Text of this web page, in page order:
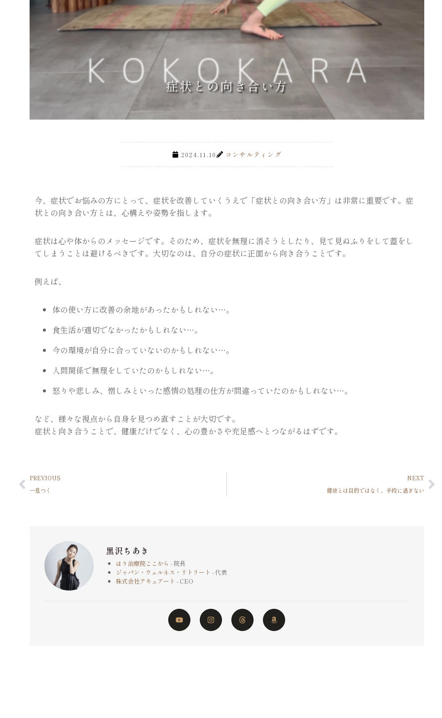
症状との向き合い方
2024.11.10 コンサルティング
今、症状でお悩みの方にとって、症状を改善していくうえで「症状との向き合い方」は非常に重要です。症
状との向き合い方とは、心構えや姿勢を指します。
症状は心や体からのメッセージです。そのため、症状を無理に消そうとしたり、見て見ぬふりをして蓋をし
てしまうことは避けるべきです。大切なのは、自分の症状に正面から向き合うことです。
例えば、
体の使い方に改善の余地があったかもしれない…。
食生活が適切でなかったかもしれない…。
今の環境が自分に合っていないのかもしれない…。
人間関係で無理をしていたのかもしれない…。
怒りや悲しみ、憎しみといった感情の処理の仕方が間違っていたのかもしれない…。
など、様々な視点から自身を見つめ直すことが大切です。
症状と向き合うことで、健康だけでなく、心の豊かさや充足感へとつながるはずです。
PREVIOUS
一息つく
NEXT
健康とは目的ではなく、手段に過ぎない
黒沢ちあき
はり治療院ここから - 院長
ジャパン・ウェルネス・リトリート - 代表
株式会社アキュアート - CEO